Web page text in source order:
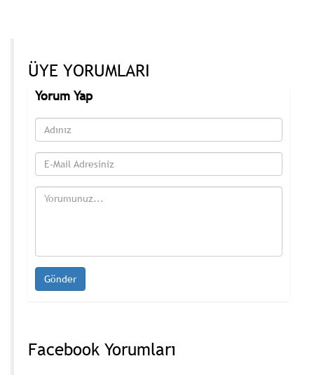
ÜYE YORUMLARI
Yorum Yap
Facebook Yorumları